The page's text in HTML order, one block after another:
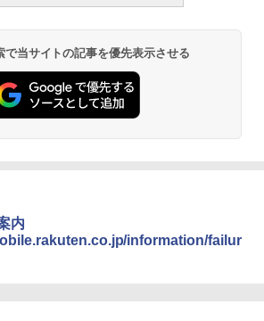
当サイトの記事を優先表示させる
内
information/failur